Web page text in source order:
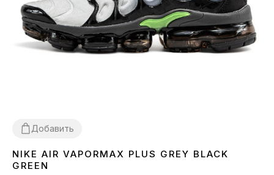
Добавить
41
NIKE AIR VAPORMAX PLUS GREY BLACK
GREEN